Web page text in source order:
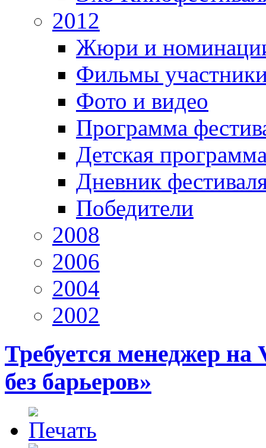
2012
Жюри и
Фильмы
Фото и видео
Программа
Детская
Дневник
Победители
2008
2006
2004
2002
Требуется менеджер
без барьеров»